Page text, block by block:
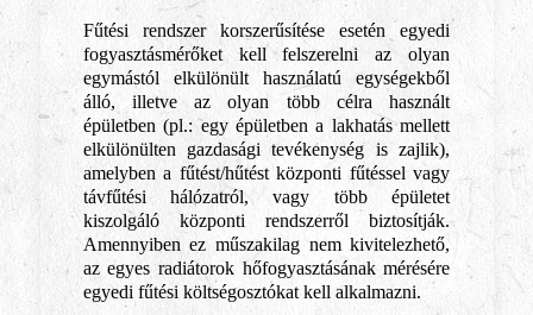
Fűtési rendszer korszerűsítése esetén egyedi
fogyasztásmérőket kell felszerelni az olyan
egymástól elkülönült használatú egységekből
álló, illetve az olyan több célra használt
épületben (pl.: egy épületben a lakhatás mellett
elkülönülten gazdasági tevékenység is zajlik),
amelyben a fűtést/hűtést központi fűtéssel vagy
távfűtési hálózatról, vagy több épületet
kiszolgáló központi rendszerről biztosítják.
Amennyiben ez műszakilag nem kivitelezhető,
az egyes radiátorok hőfogyasztásának mérésére
egyedi fűtési költségosztókat kell alkalmazni.